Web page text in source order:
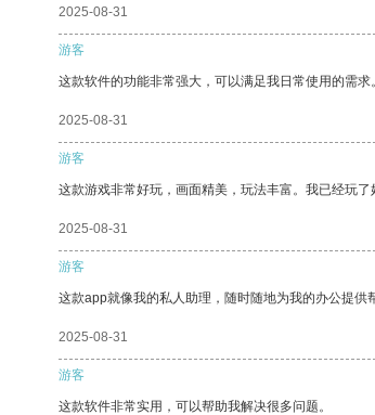
2025-08-31
游客
这款软件的功能非常强大，可以满足我日常使用的需求。
2025-08-31
游客
这款游戏非常好玩，画面精美，玩法丰富。我已经玩了
2025-08-31
游客
这款app就像我的私人助理，随时随地为我的办公提供
2025-08-31
游客
这款软件非常实用，可以帮助我解决很多问题。